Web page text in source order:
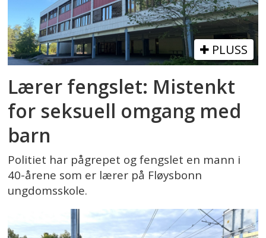
PLUSS
Lærer fengslet: Mistenkt
for seksuell omgang med
barn
Politiet har pågrepet og fengslet en mann i
40-årene som er lærer på Fløysbonn
ungdomsskole.